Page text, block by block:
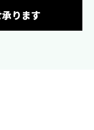
ります